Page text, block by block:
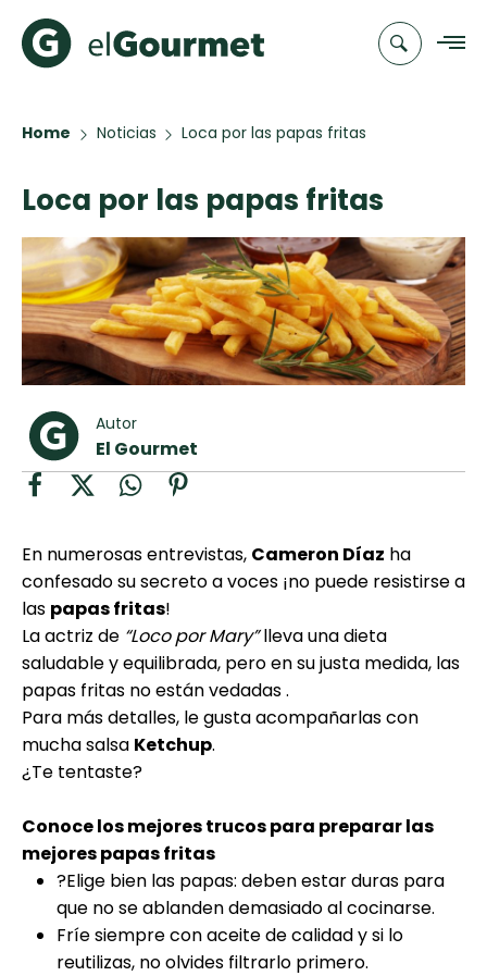
Recetas
Populares
Hot Pancakes
mi Papá
Chispas de
Chocolate
Tiramisú
Masa de
Categorias
Cupcakes y
Muffins
recetas
Chefs
Canal de
TV
Novedades
Home Noticias Loca por las papas fritas
Loca por las papas fritas
Autor
El Gourmet
En numerosas entrevistas, Cameron Díaz ha
confesado su secreto a voces ¡no puede resistirse a
las papas fritas!
La actriz de “Loco por Mary”lleva una dieta
saludable y equilibrada, pero en su justa medida, las
papas fritas no están vedadas .
Para más detalles, le gusta acompañarlas con
mucha salsa Ketchup.
¿Te tentaste?
Conoce los mejores trucos para preparar las
mejores papas fritas
?Elige bien las papas: deben estar duras para
que no se ablanden demasiado al cocinarse.
Fríe siempre con aceite de calidad y si lo
reutilizas, no olvides filtrarlo primero.